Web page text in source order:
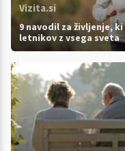
Vizita.si
9 navodil za življenje,
letnikov z vsega sveta